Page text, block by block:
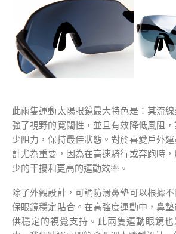
此兩隻運動太陽眼鏡最大特色是：其流
強了視野的寬闊性，並且有效降低風阻
少阻力，保持最佳狀態。對於喜愛戶外
計尤為重要，因為在高速騎行或奔跑時
少的干擾和更高的運動效率。
除了外觀設計，可調防滑鼻墊可以根據
保眼鏡穩定貼合。在高強度運動中，鼻
供穩定的視覺支持。此兩隻運動眼鏡